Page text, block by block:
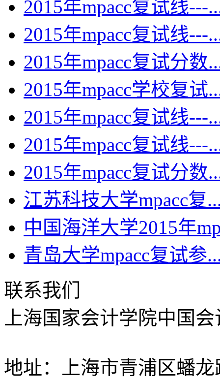
2015年mpacc复试线---
2015年mpacc复试线---
2015年mpacc复试分数
2015年mpacc学校复试
2015年mpacc复试线---
2015年mpacc复试线---
2015年mpacc复试分数
江苏科技大学mpacc复
中国海洋大学2015年
青岛大学mpacc复试参
联系我们
上海国家会计学院中国
地址：上海市青浦区蟠龙